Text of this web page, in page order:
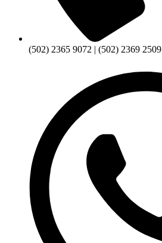
(502) 2365 9072 | (502) 2369 2509